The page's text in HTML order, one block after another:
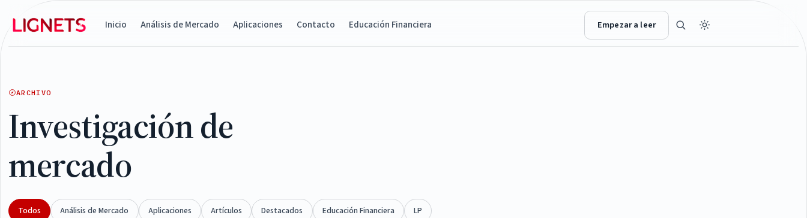
Inicio Análisis de Mercado Aplicaciones Contacto Educación Financiera Empezar a leer
ARCHIVO
Investigación de
mercado
Todos Análisis de Mercado Aplicaciones Artículos Destacados Educación Financiera LP